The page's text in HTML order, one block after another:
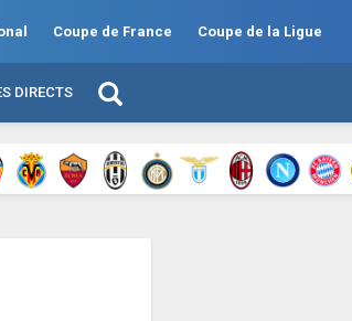
Coupe de France Coupe de la Ligue
DIRECTS